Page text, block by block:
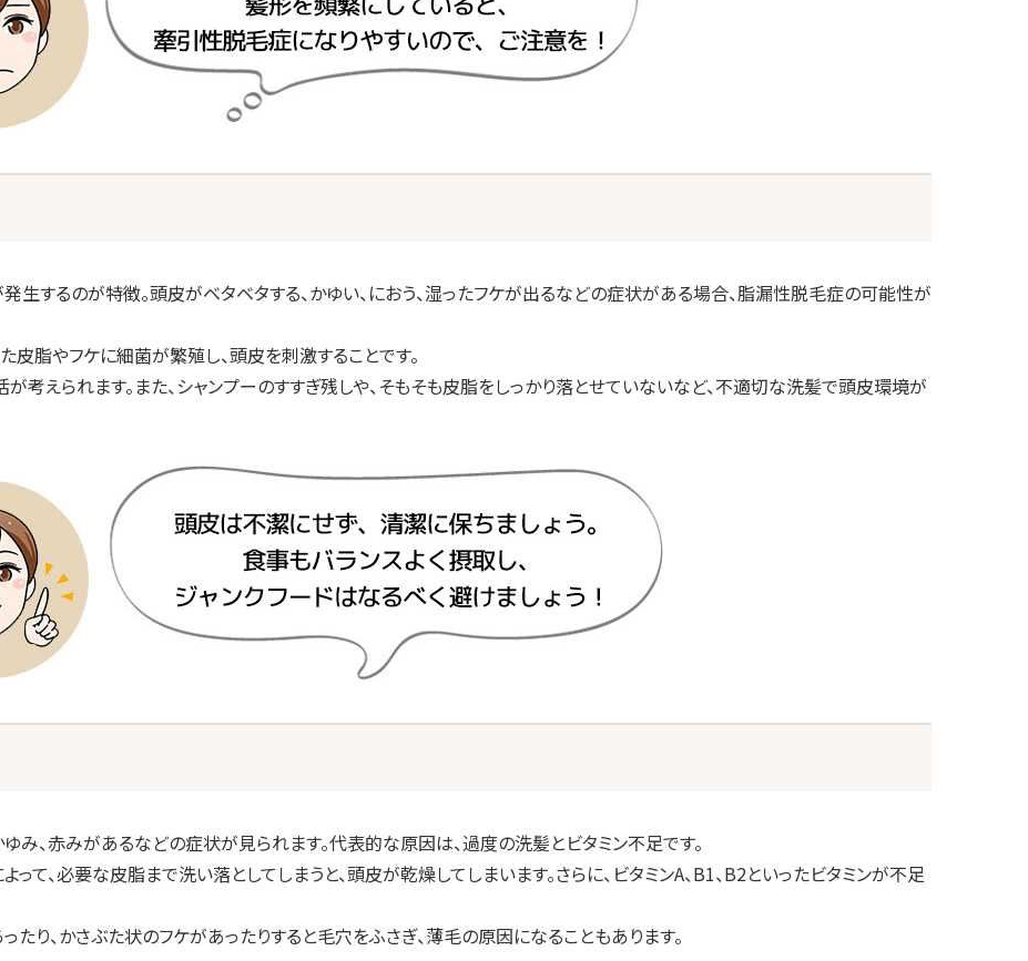
生するのが特徴。頭皮がベタベタする、かゆい、におう、湿ったフケが出るなどの症状がある場合、脂漏性脱毛症の可能性が
脂やフケに細菌が繁殖し、頭皮を刺激することです。
えられます。また、シャンプーのすすぎ残しや、そもそも皮脂をしっかり落とせていないなど、不適切な洗髪で頭皮環境が
み、赤みがあるなどの症状が見られます。代表的な原因は、過度の洗髪とビタミン不足です。
て、必要な皮脂まで洗い落としてしまうと、頭皮が乾燥してしまいます。さらに、ビタミンA、B1、B2といったビタミンが不足
たり、かさぶた状のフケがあったりすると毛穴をふさぎ、薄毛の原因になることもあります。